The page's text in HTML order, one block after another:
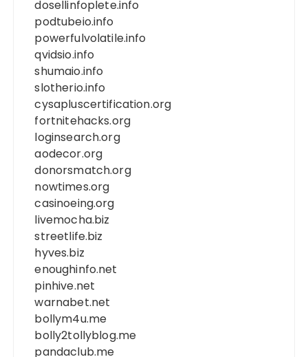
dosellinfoplete.info
podtubeio.info
powerfulvolatile.info
qvidsio.info
shumaio.info
slotherio.info
cysapluscertification.org
fortnitehacks.org
loginsearch.org
aodecor.org
donorsmatch.org
nowtimes.org
casinoeing.org
livemocha.biz
streetlife.biz
hyves.biz
enoughinfo.net
pinhive.net
warnabet.net
bollym4u.me
bolly2tollyblog.me
pandaclub.me